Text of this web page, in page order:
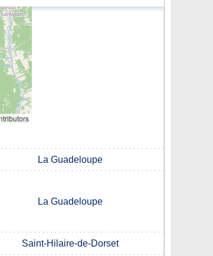
La Guadeloupe
La Guadeloupe
Saint-Hilaire-de-Dorset